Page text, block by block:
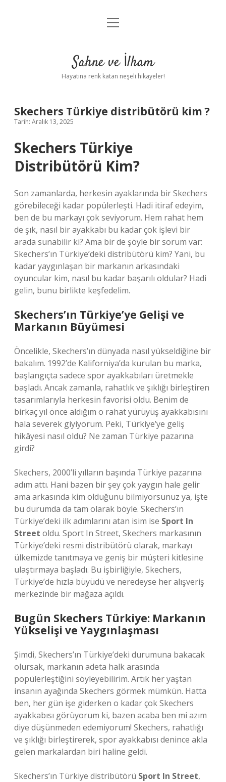
Anasayfa
Yasal Uyarı
menüyü
Sahne ve İlham
Hayatına renk katan neşeli hikayeler!
Skechers Türkiye distribütörü kim ?
Tarih: Aralık 13, 2025
Skechers Türkiye
Distribütörü Kim?
Son zamanlarda, herkesin ayaklarında bir Skechers
görebileceği kadar popülerleşti. Hadi itiraf edeyim,
ben de bu markayı çok seviyorum. Hem rahat hem
de şık, nasıl bir ayakkabı bu kadar çok işlevi bir
arada sunabilir ki? Ama bir de şöyle bir sorum var:
Skechers’ın Türkiye’deki distribütörü kim? Yani, bu
kadar yaygınlaşan bir markanın arkasındaki
oyuncular kim, nasıl bu kadar başarılı oldular? Hadi
gelin, bunu birlikte keşfedelim.
Skechers’ın Türkiye’ye Gelişi ve
Markanın Büyümesi
Öncelikle, Skechers’ın dünyada nasıl yükseldiğine bir
bakalım. 1992’de Kaliforniya’da kurulan bu marka,
başlangıçta sadece spor ayakkabıları üretmekle
başladı. Ancak zamanla, rahatlık ve şıklığı birleştiren
tasarımlarıyla herkesin favorisi oldu. Benim de
birkaç yıl önce aldığım o rahat yürüyüş ayakkabısını
hala severek giyiyorum. Peki, Türkiye’ye geliş
hikâyesi nasıl oldu? Ne zaman Türkiye pazarına
girdi?
Skechers, 2000’li yılların başında Türkiye pazarına
adım attı. Hani bazen bir şey çok yaygın hale gelir
ama arkasında kim olduğunu bilmiyorsunuz ya, işte
bu durumda da tam olarak böyle. Skechers’ın
Türkiye’deki ilk adımlarını atan isim ise Sport In
Street oldu. Sport In Street, Skechers markasının
Türkiye’deki resmi distribütörü olarak, markayı
ülkemizde tanıtmaya ve geniş bir müşteri kitlesine
ulaştırmaya başladı. Bu işbirliğiyle, Skechers,
Türkiye’de hızla büyüdü ve neredeyse her alışveriş
merkezinde bir mağaza açıldı.
Bugün Skechers Türkiye: Markanın
Yükselişi ve Yaygınlaşması
Şimdi, Skechers’ın Türkiye’deki durumuna bakacak
olursak, markanın adeta halk arasında
popülerleştiğini söyleyebilirim. Artık her yaştan
insanın ayağında Skechers görmek mümkün. Hatta
ben, her gün işe giderken o kadar çok Skechers
ayakkabısı görüyorum ki, bazen acaba ben mi azım
diye düşünmeden edemiyorum! Skechers, rahatlığı
ve şıklığı birleştirerek, spor ayakkabısı denince akla
gelen markalardan biri haline geldi.
Skechers’ın Türkiye distribütörü Sport In Street,